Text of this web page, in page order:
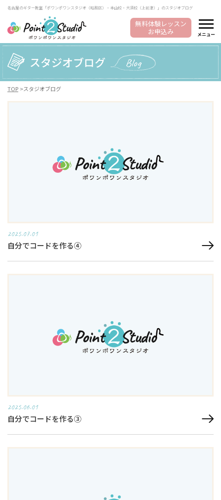
名古屋のギター教室「ポワンポワンスタジオ（昭和区）・本山校・大須校（上前津）」のスタジオブログ
メニュー
無料体験レッスン
お申込み
スタジオブログ Blog
TOP スタジオブログ
2025.07.01
自分でコードを作る④
2025.06.01
自分でコードを作る③